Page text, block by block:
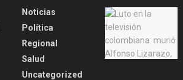
Noticias
Política
Regional
Salud
Uncategorized